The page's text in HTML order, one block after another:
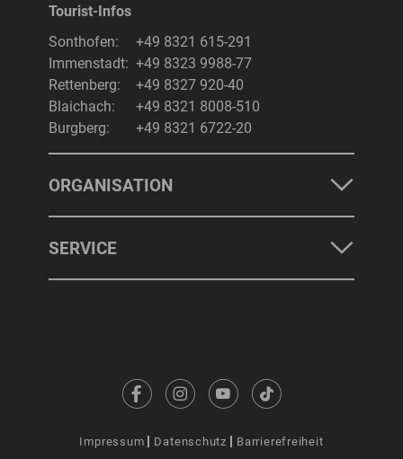
Tourist-Infos
Sonthofen:
+49 8321 615-291
Immenstadt: +49 8323 9988-77
Rettenberg:
+49 8327 920-40
Blaichach:
+49 8321 8008-510
Burgberg:
+49 8321 6722-20
ORGANISATION
SERVICE
Impressum Datenschutz Barrierefreiheit